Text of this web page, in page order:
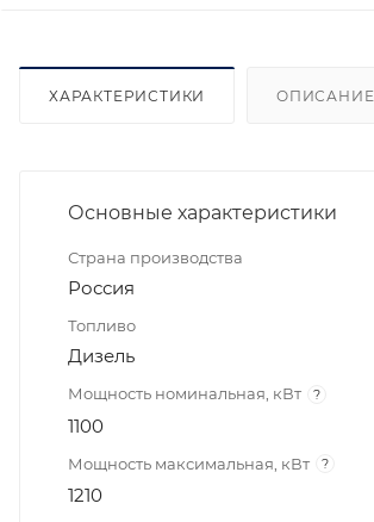
ХАРАКТЕРИСТИКИ ОПИСАНИЕ
Основные характеристики
Страна производства
Россия
Топливо
Дизель
Мощность номинальная, кВт ?
1100
Мощность максимальная, кВт ?
1210